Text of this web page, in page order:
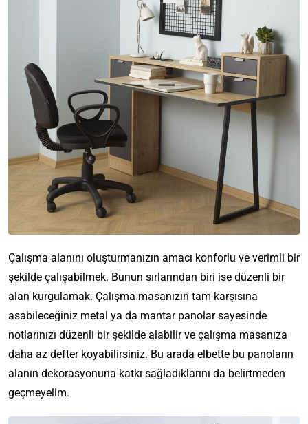
Çalışma alanını oluşturmanızın amacı konforlu ve verimli bir
şekilde çalışabilmek. Bunun sırlarından biri ise düzenli bir
alan kurgulamak. Çalışma masanızın tam karşısına
asabileceğiniz metal ya da mantar panolar sayesinde
notlarınızı düzenli bir şekilde alabilir ve çalışma masanıza
daha az defter koyabilirsiniz. Bu arada elbette bu panoların
alanın dekorasyonuna katkı sağladıklarını da belirtmeden
geçmeyelim.